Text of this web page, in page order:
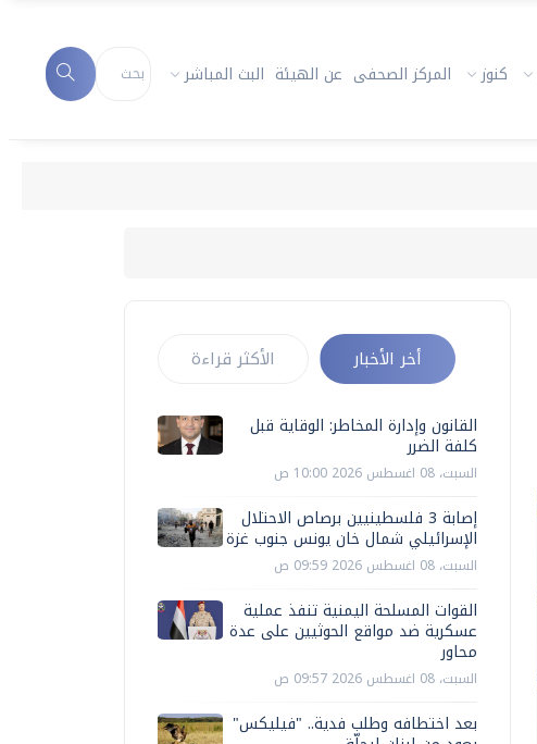
كنوز المركز الصحفى عن الهيئة البث المباشر
أخر الأخبار الأكثر قراءة
القانون وإدارة المخاطر: الوقاية قبل
كلفة الضرر
السبت، 08 اغسطس 2026 10:00 ص
إصابة 3 فلسطينيين برصاص الاحتلال
الإسرائيلي شمال خان يونس جنوب غزة
السبت، 08 اغسطس 2026 09:59 ص
القوات المسلحة اليمنية تنفذ عملية
عسكرية ضد مواقع الحوثيين على عدة
محاور
السبت، 08 اغسطس 2026 09:57 ص
بعد اختطافه وطلب فدية.. "فيليكس"